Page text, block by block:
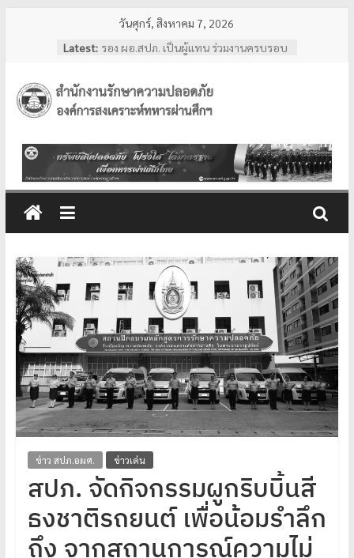
วันศุกร์, สิงหาคม 7, 2026
Latest: รอง ผอ.สปภ. เป็นผู้แทน ร่วมงานครบรอบ
รปภ. ณ ศูนย์การแพทย์ปัญญานันทภิกขุ
ชลประทาน มหาวิทยาลัย
การทงทะเบียน แอป รปภ.สปภ.
เลขานุการ อผศ. และคุณปริศนา กล่ำพินิจ
พร้อมด้วยสื่อมวลชน เข้าเยี่ยมชมสถานฝึก
อบรมหลักสูตรการรักษาความปลอดภัย
รักษาความปลอดภัย ตรวจเยี่ยมการปฏิบัติ
วชิรเบญจทัศ (สวนรถไฟ)
สำนักงาน
รักษา
ความ
ปลอดภัย
อผศ.
ทรัพย์สิน
ปลอดภัย
โปร่งใส
ได้
มาตรฐาน
เพื่อ
ทหารผ่านศึก
ไทยข่าว สปภ.อผศ. ข่าวเด่น
สปภ. จัดกิจกรรมผูกริบบิ้นสี
ธงชาติรถยนต์ เพื่อน้อมรำลึก
ถึง จากสถานการณ์ความไม่